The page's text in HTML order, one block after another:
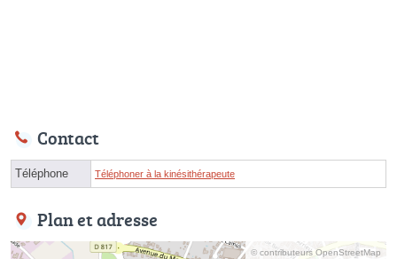
Contact
Téléphone Téléphoner à la kinésithérapeute
Plan et adresse
© contributeurs OpenStreetMap